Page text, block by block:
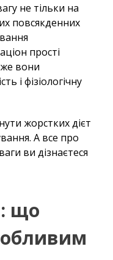
не тільки на
повсякденних
прості
вони
і фізіологічну
жорстких дієт
А все про
ви дізнаєтеся
що